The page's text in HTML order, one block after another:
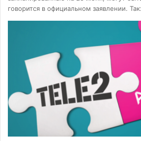
говорится в официальном заявлении.